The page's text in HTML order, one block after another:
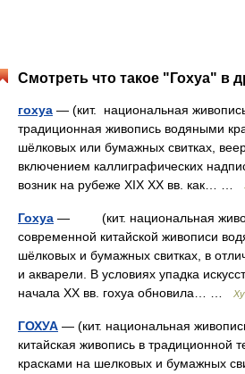
Смотреть что такое "Гохуа" в
гохуа — (кит. национальная
традиционная живопись водяными
шёлковых или бумажных свитках,
включением каллиграфических
возник на рубеже XIX XX вв. как… …
Гохуа — (кит. национальная
современной китайской живописи
шёлковых и бумажных свитках, в
и акварели. В условиях упадка
начала XX вв. гохуа обновила… …
ГОХУА — (кит. национальная
китайская живопись в традиционной
красками на шелковых и бумажных